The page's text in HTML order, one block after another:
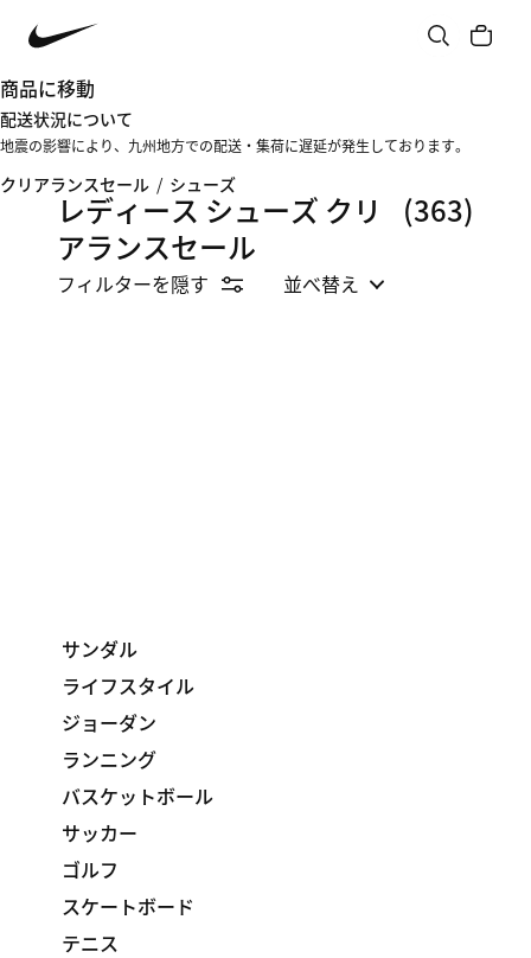
商品に移動
配送状況について
地震の影響により、九州地方での配送・集荷に遅延が発生しております。
クリアランスセール / シューズ
レディース シューズ クリ
アランスセール
(363)
フィルターを隠す 並べ替え
サンダル
ライフスタイル
ジョーダン
ランニング
バスケットボール
サッカー
ゴルフ
スケートボード
テニス